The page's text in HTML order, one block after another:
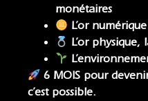
monétaires
L’or
L’or
6 MOIS pour
c’est possible.